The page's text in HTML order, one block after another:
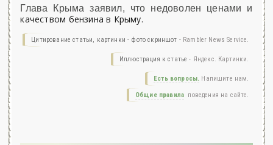
Глава Крыма заявил, что недоволен ценами и
качеством бензина в Крыму.
Цитирование статьи, картинки - фото скриншот - Rambler News Service.
Иллюстрация к статье - Яндекс. Картинки.
Есть вопросы. Напишите нам.
Общие правила поведения на сайте.